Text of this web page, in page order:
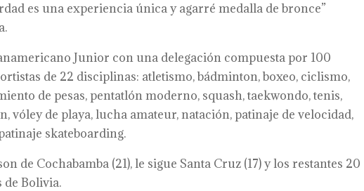
es una experiencia única y agarré medalla de bronce”
Junior con una delegación compuesta por 100
de 22 disciplinas: atletismo, bádminton, boxeo, ciclismo,
de pesas, pentatlón moderno, squash, taekwondo, tenis,
vóley de playa, lucha amateur, natación, patinaje de velocidad,
skateboarding.
de Cochabamba (21), le sigue Santa Cruz (17) y los restantes 20
Bolivia.